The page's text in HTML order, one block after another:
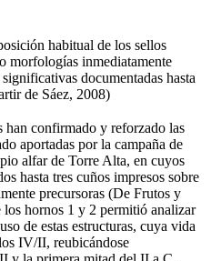
habitual de los sellos
morfologías inmediatamente
documentadas hasta
de Sáez, 2008)
han confirmado y reforzado las
aportadas por la campaña de
alfar de Torre Alta, en cuyos
hasta tres cuños impresos sobre
precursoras (De Frutos y
hornos 1 y 2 permitió analizar
de estas estructuras, cuya vida
IV/II, reubicándose